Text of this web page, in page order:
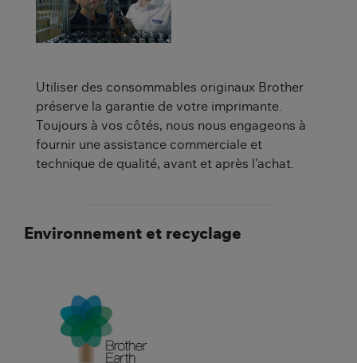
Utiliser des consommables originaux Brother
préserve la garantie de votre imprimante.
Toujours à vos côtés, nous nous engageons à
fournir une assistance commerciale et
technique de qualité, avant et après l'achat.
Environnement et recyclage